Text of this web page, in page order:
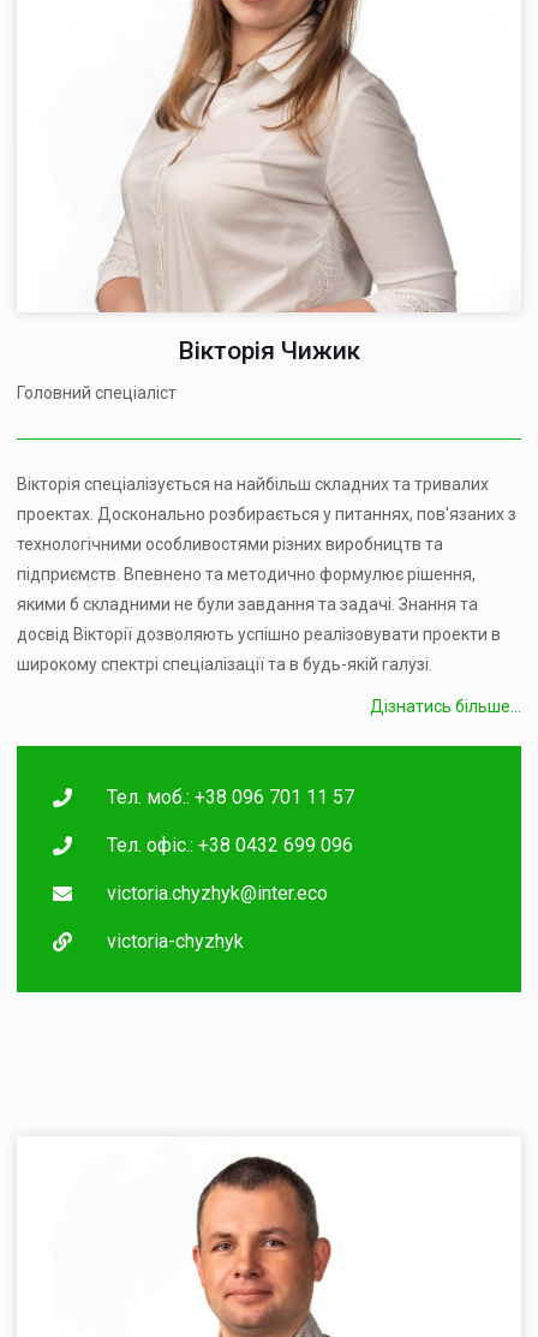
Вікторія Чижик
Головний спеціаліст
Вікторія спеціалізується на найбільш складних та тривалих
проектах. Досконально розбирається у питаннях, пов'язаних з
технологічними особливостями різних виробництв та
підприємств. Впевнено та методично формулює рішення,
якими б складними не були завдання та задачі. Знання та
досвід Вікторії дозволяють успішно реалізовувати проекти в
широкому спектрі спеціалізації та в будь-якій галузі.
Дізнатись більше...
Тел. моб.: +38 096 701 11 57
Тел. офіс.: +38 0432 699 096
victoria.chyzhyk@inter.eco
victoria-chyzhyk